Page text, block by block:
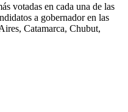
votadas en cada una de las
a gobernador en las
Catamarca, Chubut,